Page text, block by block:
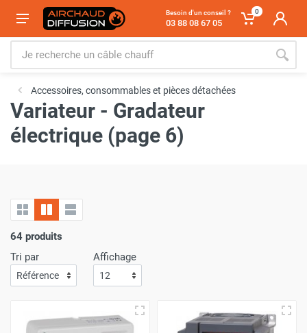
Besoin d'un conseil ?
03 88 08 67 05
0
Accessoires, consommables et pièces détachées
Variateur - Gradateur
électrique (page 6)
64 produits
Tri par
Affichage